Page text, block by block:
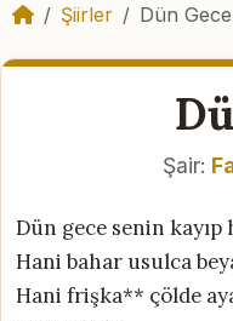
Şiirler Dün Gece
Şair:
Dün gece senin kayıp
Hani bahar usulca
Hani frişka** çölde